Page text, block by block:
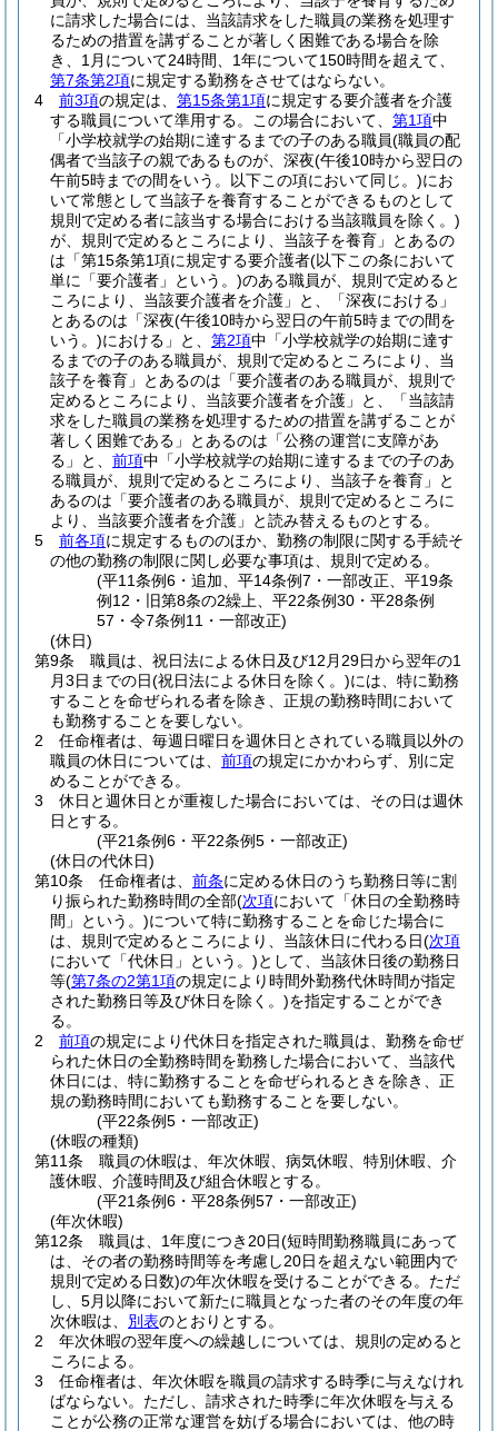
に請求した場合には、当該請求をした職員の業務を処理す
るための措置を講ずることが著しく困難である場合を除
き、1月について24時間、1年について150時間を超えて、
第7条第2項に規定する勤務をさせてはならない。
4
前3項の規定は、 第15条第1項に規定する要介護者を介護
する職員について準用する。
この場合において、 第1項中
「小学校就学の始期に達するまでの子のある職員(職員の配
偶者で当該子の親であるものが、深夜(午後10時から翌日の
午前5時までの間をいう。以下この項において同じ。)にお
いて常態として当該子を養育することができるものとして
規則で定める者に該当する場合における当該職員を除く。)
が、規則で定めるところにより、当該子を養育」とあるの
は「第15条第1項に規定する要介護者(以下この条において
単に「要介護者」という。)のある職員が、規則で定めると
ころにより、当該要介護者を介護」と、「深夜における」
とあるのは「深夜(午後10時から翌日の午前5時までの間を
いう。)における」と、 第2項中「小学校就学の始期に達す
るまでの子のある職員が、規則で定めるところにより、当
該子を養育」とあるのは「要介護者のある職員が、規則で
定めるところにより、当該要介護者を介護」と、「当該請
求をした職員の業務を処理するための措置を講ずることが
著しく困難である」とあるのは「公務の運営に支障があ
る」と、 前項中「小学校就学の始期に達するまでの子のあ
る職員が、規則で定めるところにより、当該子を養育」と
あるのは「要介護者のある職員が、規則で定めるところに
より、当該要介護者を介護」と読み替えるものとする。
5
前各項に規定するもののほか、勤務の制限に関する手続そ
の他の勤務の制限に関し必要な事項は、規則で定める。
(平11条例6・追加、平14条例7・一部改正、平19条
例12・旧第8条の2繰上、平22条例30・平28条例
57・令7条例11・一部改正)
(休日)
第9条
職員は、祝日法による休日及び12月29日から翌年の1
月3日までの日(祝日法による休日を除く。)には、特に勤務
することを命ぜられる者を除き、正規の勤務時間において
も勤務することを要しない。
2
任命権者は、毎週日曜日を週休日とされている職員以外の
職員の休日については、 前項の規定にかかわらず、別に定
めることができる。
3
休日と週休日とが重複した場合においては、その日は週休
日とする。
(平21条例6・平22条例5・一部改正)
(休日の代休日)
第10条
任命権者は、 前条に定める休日のうち勤務日等に割
り振られた勤務時間の全部(次項において「休日の全勤務時
間」という。)について特に勤務することを命じた場合に
は、規則で定めるところにより、当該休日に代わる日(次項
において「代休日」という。)として、当該休日後の勤務日
等(第7条の2第1項の規定により時間外勤務代休時間が指定
された勤務日等及び休日を除く。)を指定することができ
る。
2
前項の規定により代休日を指定された職員は、勤務を命ぜ
られた休日の全勤務時間を勤務した場合において、当該代
休日には、特に勤務することを命ぜられるときを除き、正
規の勤務時間においても勤務することを要しない。
(平22条例5・一部改正)
(休暇の種類)
第11条
職員の休暇は、年次休暇、病気休暇、特別休暇、介
護休暇、介護時間及び組合休暇とする。
(平21条例6・平28条例57・一部改正)
(年次休暇)
第12条
職員は、1年度につき20日(短時間勤務職員にあって
は、その者の勤務時間等を考慮し20日を超えない範囲内で
規則で定める日数)の年次休暇を受けることができる。 ただ
し、5月以降において新たに職員となった者のその年度の年
次休暇は、 別表のとおりとする。
2
年次休暇の翌年度への繰越しについては、規則の定めると
ころによる。
3
任命権者は、年次休暇を職員の請求する時季に与えなけれ
ばならない。 ただし、請求された時季に年次休暇を与える
ことが公務の正常な運営を妨げる場合においては、他の時